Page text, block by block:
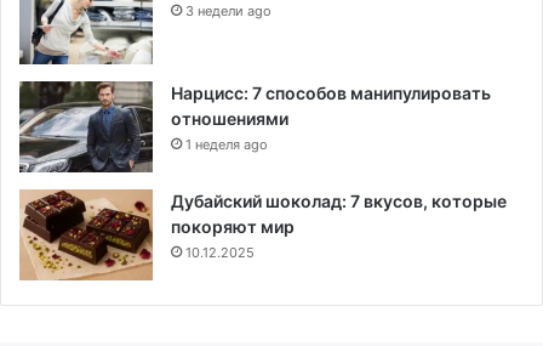
3 недели ago
Нарцисс: 7 способов манипулировать
отношениями
1 неделя ago
Дубайский шоколад: 7 вкусов, которые
покоряют мир
10.12.2025